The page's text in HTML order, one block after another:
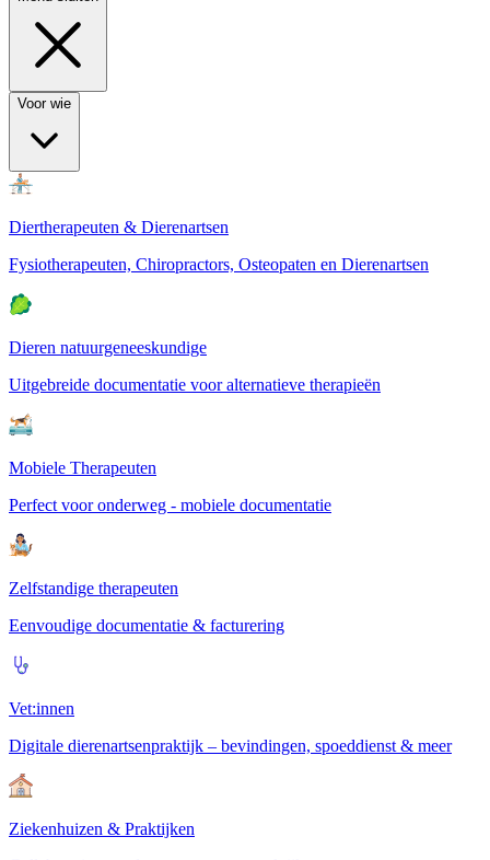
Voor wie
Diertherapeuten & Dierenartsen
Fysiotherapeuten, Chiropractors, Osteopaten en Dierenartsen
Dieren natuurgeneeskundige
Uitgebreide documentatie voor alternatieve therapieën
Mobiele Therapeuten
Perfect voor onderweg - mobiele documentatie
Zelfstandige therapeuten
Eenvoudige documentatie & facturering
Vet:innen
Digitale dierenartsenpraktijk – bevindingen, spoeddienst & meer
Ziekenhuizen & Praktijken